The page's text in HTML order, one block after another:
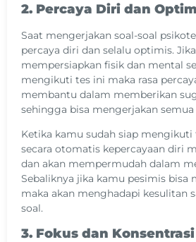
2. Percaya Diri dan
Saat mengerjakan soal-soal
percaya diri dan selalu optimis.
mempersiapkan fisik dan mental
mengikuti tes ini maka rasa
membantu dalam memberikan
sehingga bisa mengerjakan semua
Ketika kamu sudah siap mengikuti
secara otomatis kepercayaan diri
dan akan mempermudah dalam
Sebaliknya jika kamu pesimis bisa
maka akan menghadapi kesulitan
soal.
3. Fokus dan Konsentrasi